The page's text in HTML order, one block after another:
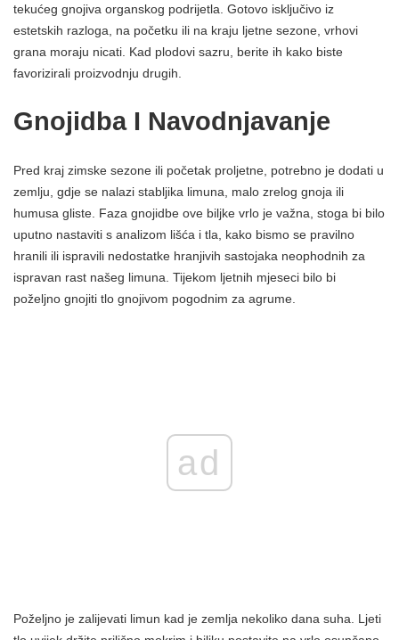
tekućeg gnojiva organskog podrijetla. Gotovo isključivo iz
estetskih razloga, na početku ili na kraju ljetne sezone, vrhovi
grana moraju nicati. Kad plodovi sazru, berite ih kako biste
favorizirali proizvodnju drugih.
Gnojidba I Navodnjavanje
Pred kraj zimske sezone ili početak proljetne, potrebno je dodati u
zemlju, gdje se nalazi stabljika limuna, malo zrelog gnoja ili
humusa gliste. Faza gnojidbe ove biljke vrlo je važna, stoga bi bilo
uputno nastaviti s analizom lišća i tla, kako bismo se pravilno
hranili ili ispravili nedostatke hranjivih sastojaka neophodnih za
ispravan rast našeg limuna. Tijekom ljetnih mjeseci bilo bi
poželjno gnojiti tlo gnojivom pogodnim za agrume.
ad
Poželjno je zalijevati limun kad je zemlja nekoliko dana suha. Ljeti